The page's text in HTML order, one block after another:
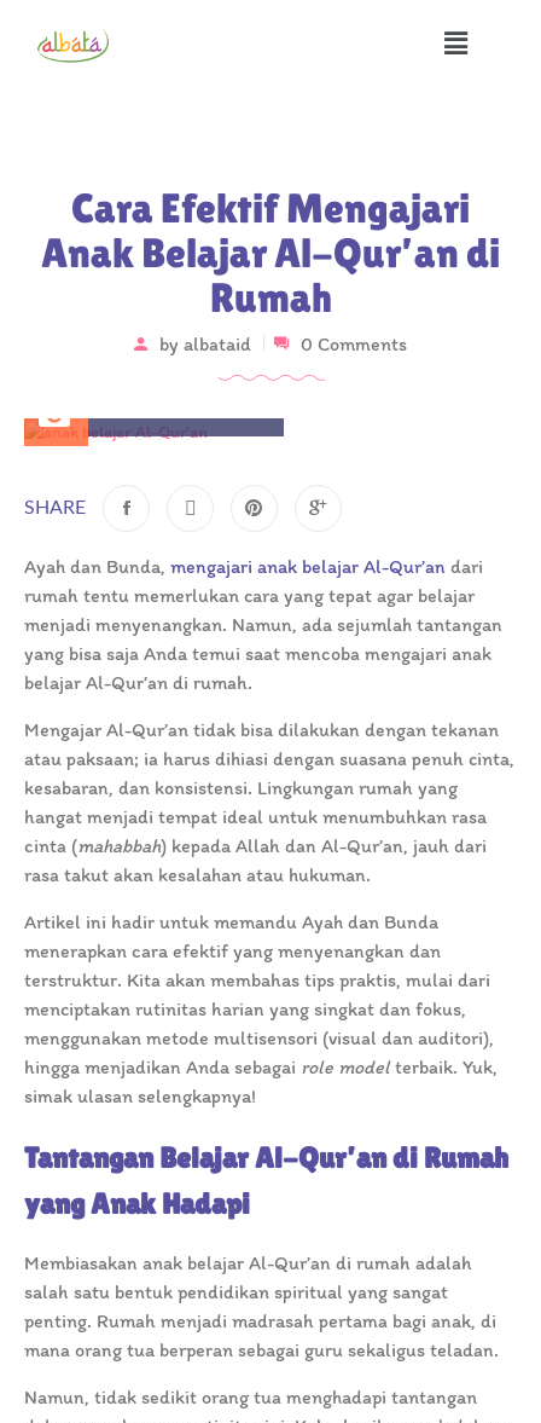
Cara Efektif Mengajari
Anak Belajar Al-Qur’an di
Rumah
by albataid 0 Comments
SHARE
Ayah dan Bunda, mengajari anak belajar Al-Qur’an dari
rumah tentu memerlukan cara yang tepat agar belajar
menjadi menyenangkan. Namun, ada sejumlah tantangan
yang bisa saja Anda temui saat mencoba mengajari anak
belajar Al-Qur’an di rumah.
Mengajar Al-Qur’an tidak bisa dilakukan dengan tekanan
atau paksaan; ia harus dihiasi dengan suasana penuh cinta,
kesabaran, dan konsistensi. Lingkungan rumah yang
hangat menjadi tempat ideal untuk menumbuhkan rasa
cinta (mahabbah) kepada Allah dan Al-Qur’an, jauh dari
rasa takut akan kesalahan atau hukuman.
Artikel ini hadir untuk memandu Ayah dan Bunda
menerapkan cara efektif yang menyenangkan dan
terstruktur. Kita akan membahas tips praktis, mulai dari
menciptakan rutinitas harian yang singkat dan fokus,
menggunakan metode multisensori (visual dan auditori),
hingga menjadikan Anda sebagai role modelterbaik. Yuk,
simak ulasan selengkapnya!
Tantangan Belajar Al-Qur’an di Rumah
yang Anak Hadapi
Membiasakan anak belajar Al-Qur’an di rumah adalah
salah satu bentuk pendidikan spiritual yang sangat
penting. Rumah menjadi madrasah pertama bagi anak, di
mana orang tua berperan sebagai guru sekaligus teladan.
Namun, tidak sedikit orang tua menghadapi tantangan